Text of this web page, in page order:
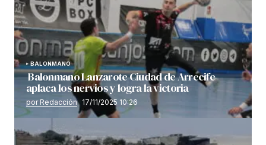
BALONMANO
Balonmano Lanzarote Ciudad de Arrecife
aplaca los nervios y logra la victoria
por Redacción 17/11/2025 10:26